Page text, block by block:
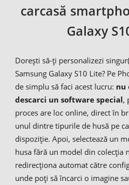
carcasă
Galaxy
Dorești să-ți personalizezi
Samsung Galaxy S10 Lite? Pe
de simplu să faci acest lucru: nu
descarci un software special,
proces are loc online, direct în
unul dintre tipurile de husă pe
dispoziție. Apoi, selectează un
husa fără un model din colecția
redirecționa automat către
unde poți să încarci o imagine